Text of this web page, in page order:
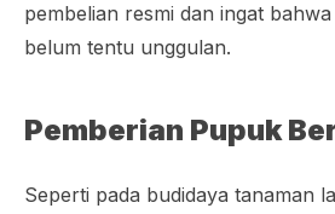
pembelian resmi dan ingat
belum tentu unggulan.
Pemberian Pupuk
Seperti pada budidaya tanaman